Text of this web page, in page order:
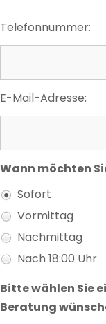
Telefonnummer:
E-Mail-Adresse:
Wann möchten
Sofort
Vormittag
Nachmittag
Nach 18:00 Uhr
Bitte wählen Sie
Beratung